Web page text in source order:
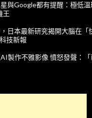
與Google都有提醒：極低
王
日本最新研究揭開大腦在「
技新報
製作不雅影像 憤怒發聲：